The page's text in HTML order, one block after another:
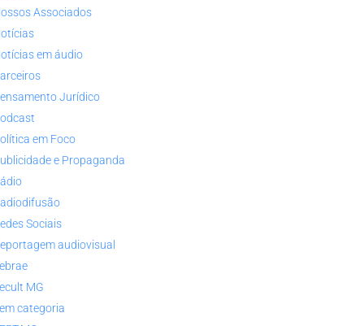
Associados
em áudio
Jurídico
em Foco
e Propaganda
Sociais
audiovisual
MG
categoria